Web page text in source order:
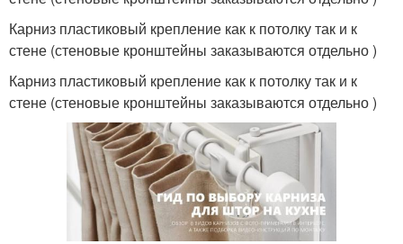
Карниз пластиковый крепление как к потолку так и к
стене (стеновые кронштейны заказываются отдельно )
Карниз пластиковый крепление как к потолку так и к
стене (стеновые кронштейны заказываются отдельно )